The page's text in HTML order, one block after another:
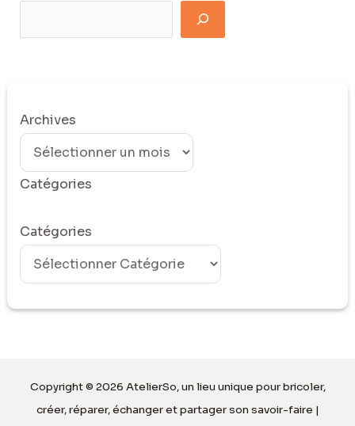
Archives
Catégories
Catégories
Copyright © 2026 AtelierSo, un lieu unique pour bricoler,
créer, réparer, échanger et partager son savoir-faire |